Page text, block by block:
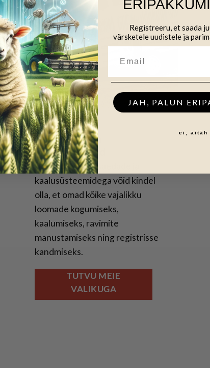
Kogumisaiad ja
kaalusüsteemid
Prattley kogumisaedade ja
kaalusüsteemidega võid kindel
olla, et omad kõike vajalikku
loomade kogumiseks,
kaalumiseks, ravimite
manustamiseks ning registrisse
kandmiseks.
TUTVU MEIE
VALIKUGA
Registreeru, et saada
värsketele uudistele ja
JAH, PALUN
ei, aitäh